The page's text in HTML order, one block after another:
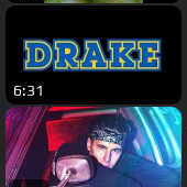
6:31